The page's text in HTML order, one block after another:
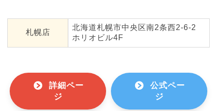
札幌店
北海道札幌市中央区南2条西2-6-2
ホリオビル4F
詳細ペー
ジ
公式ペー
ジ